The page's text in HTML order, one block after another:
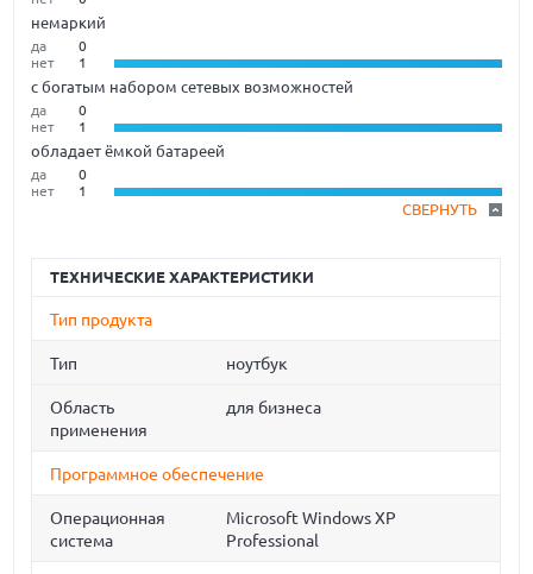
немаркий
да
0
нет
1
с богатым набором сетевых возможностей
да
0
нет
1
обладает ёмкой батареей
да
0
нет
1
СВЕРНУТЬ
ТЕХНИЧЕСКИЕ ХАРАКТЕРИСТИКИ
Тип продукта
Тип ноутбук
Область
применения
для бизнеса
Программное обеспечение
Операционная
система
Microsoft Windows XP
Professional